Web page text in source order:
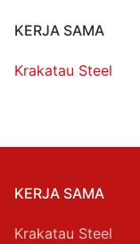
KERJA SAMA
Krakatau Steel
KERJA SAMA
Krakatau Steel